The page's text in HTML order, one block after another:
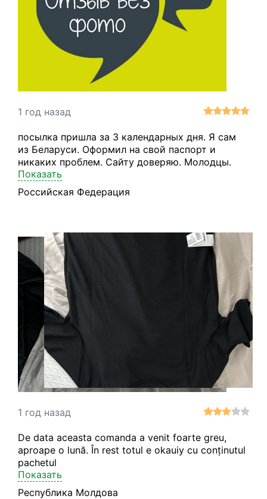
1 год назад
посылка пришла за 3 календарных дня. Я сам
из Беларуси. Оформил на свой паспорт и
никаких проблем. Сайту доверяю. Молодцы.
Спасибо
Показать
Российская Федерация
1 год назад
De data aceasta comanda a venit foarte greu,
aproape o lună. În rest totul e okauiy cu conținutul
pachetul
Показать
Республика Молдова